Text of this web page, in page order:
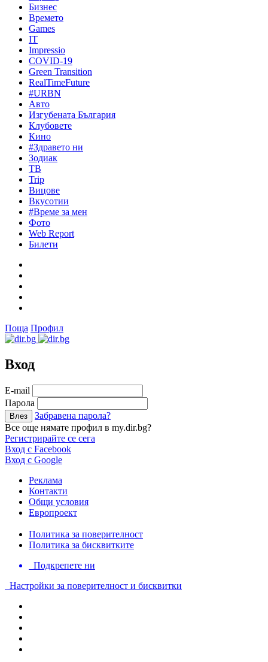
Бизнес
Времето
Games
IT
Impressio
COVID-19
Green Transition
RealTimeFuture
#URBN
Авто
Изгубената България
Клубовете
Кино
#Здравето ни
Зодиак
ТВ
Trip
Вицове
Вкусотии
#Време за мен
Фото
Web Report
Билети
Поща Профил
Вход
Е-mail
Парола
Забравена парола?
Все още нямате профил в my.dir.bg?
Регистрирайте се сега
Вход с Facebook
Вход с Google
Реклама
Контакти
Общи условия
Европроект
Политика за поверителност
Политика за бисквитките
Подкрепете ни
Настройки за поверителност и бисквитки